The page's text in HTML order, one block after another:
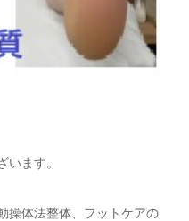
います。
操体法整体、フットケアの